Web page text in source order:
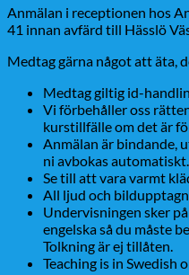
Anmälan i receptionen hos
41 innan avfärd till Hässlö
Medtag gärna något att äta,
Medtag giltig id-
Vi förbehåller oss
kurstillfälle om det är
Anmälan är bindande,
ni avbokas automatiskt.
Se till att vara varmt
All ljud och
Undervisningen sker
engelska så du måste
Tolkning är ej tillåten.
Teaching is in Swedish